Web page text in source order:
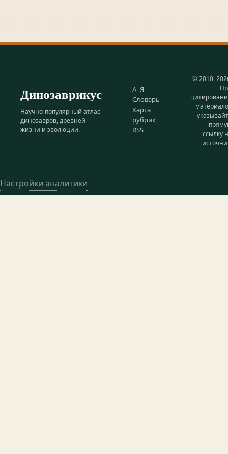
Динозаврикус
Научно-популярный атлас
динозавров, древней
жизни и эволюции.
А–Я
Словарь
Карта
рубрик
RSS
©
ссылку
Настройки аналитики